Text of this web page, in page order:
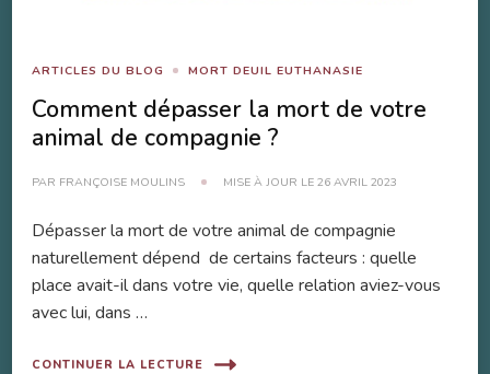
ARTICLES DU BLOG MORT DEUIL EUTHANASIE
Comment dépasser la mort de votre
animal de compagnie ?
PAR FRANÇOISE MOULINS MISE À JOUR LE 26 AVRIL 2023
Dépasser la mort de votre animal de compagnie
naturellement dépend de certains facteurs : quelle
place avait-il dans votre vie, quelle relation aviez-vous
avec lui, dans …
CONTINUER LA LECTURE